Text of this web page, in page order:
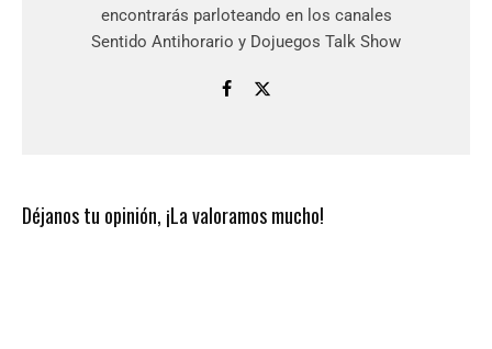
encontrarás parloteando en los canales
Sentido Antihorario y Dojuegos Talk Show
Déjanos tu opinión, ¡La valoramos mucho!